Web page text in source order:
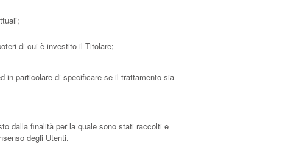
di cui è investito il Titolare;
in particolare di specificare se il trattamento sia
dalla finalità per la quale sono stati raccolti e
degli Utenti.